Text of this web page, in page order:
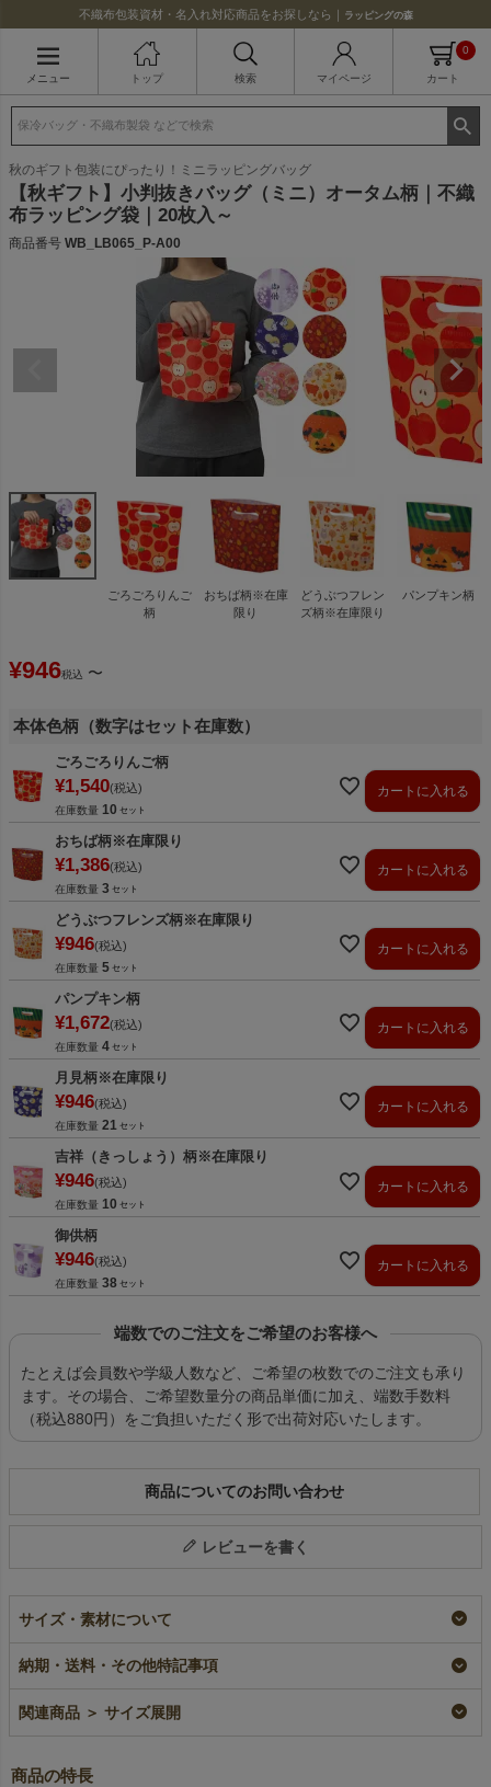
不織布包装資材・名入れ対応商品をお探しなら｜ ラッピングの森
メニュー トップ 検索 マイページ カート
0
秋のギフト包装にぴったり！ミニラッピングバッグ
【秋ギフト】小判抜きバッグ（ミニ）オータム柄｜不織
布ラッピング袋｜20枚入～
商品番号 WB_LB065_P-A00
ごろごろりんご
柄
おちば柄※在庫
限り
どうぶつフレン
ズ柄※在庫限り
パンプキン柄
¥946税込 〜
本体色柄（数字はセット在庫数）
ごろごろりんご柄
¥1,540 税込
在庫数量 10
カートに入れる
おちば柄※在庫限り
¥1,386 税込
在庫数量 3
カートに入れる
どうぶつフレンズ柄※在庫限り
¥946 税込
在庫数量 5
カートに入れる
パンプキン柄
¥1,672 税込
在庫数量 4
カートに入れる
月見柄※在庫限り
¥946 税込
在庫数量 21
カートに入れる
吉祥（きっしょう）柄※在庫限り
¥946 税込
在庫数量 10
カートに入れる
御供柄
¥946 税込
在庫数量 38
カートに入れる
端数でのご注文をご希望のお客様へ
たとえば会員数や学級人数など、ご希望の枚数でのご注文も承り
ます。その場合、ご希望数量分の商品単価に加え、端数手数料
（税込880円）をご負担いただく形で出荷対応いたします。
商品についてのお問い合わせ
レビューを書く
サイズ・素材について
納期・送料・その他特記事項
関連商品 ＞ サイズ展開
商品の特長